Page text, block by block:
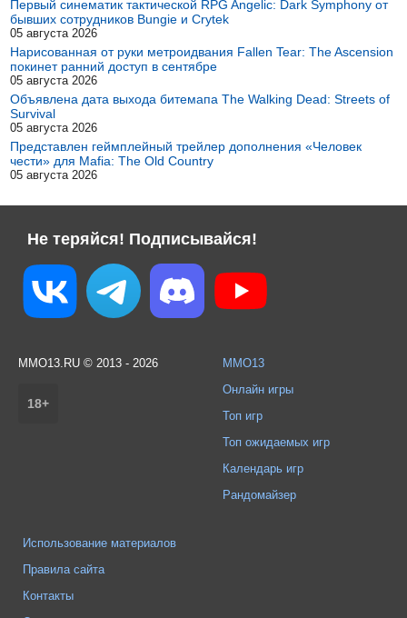
Первый синематик тактической RPG Angelic: Dark Symphony от
бывших сотрудников Bungie и Crytek
05 августа 2026
Нарисованная от руки метроидвания Fallen Tear: The Ascension
покинет ранний доступ в сентябре
05 августа 2026
Объявлена дата выхода битемапа The Walking Dead: Streets of
Survival
05 августа 2026
Представлен геймплейный трейлер дополнения «Человек
чести» для Mafia: The Old Country
05 августа 2026
Не теряйся! Подписывайся!
MMO13.RU © 2013 - 2026
18+
MMO13
Онлайн игры
Топ игр
Топ ожидаемых игр
Календарь игр
Рандомайзер
Использование материалов
Правила сайта
Контакты